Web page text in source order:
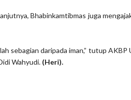
Bhabinkamtibmas juga
sebagian daripada iman,” tutup
Wahyudi. (Heri).